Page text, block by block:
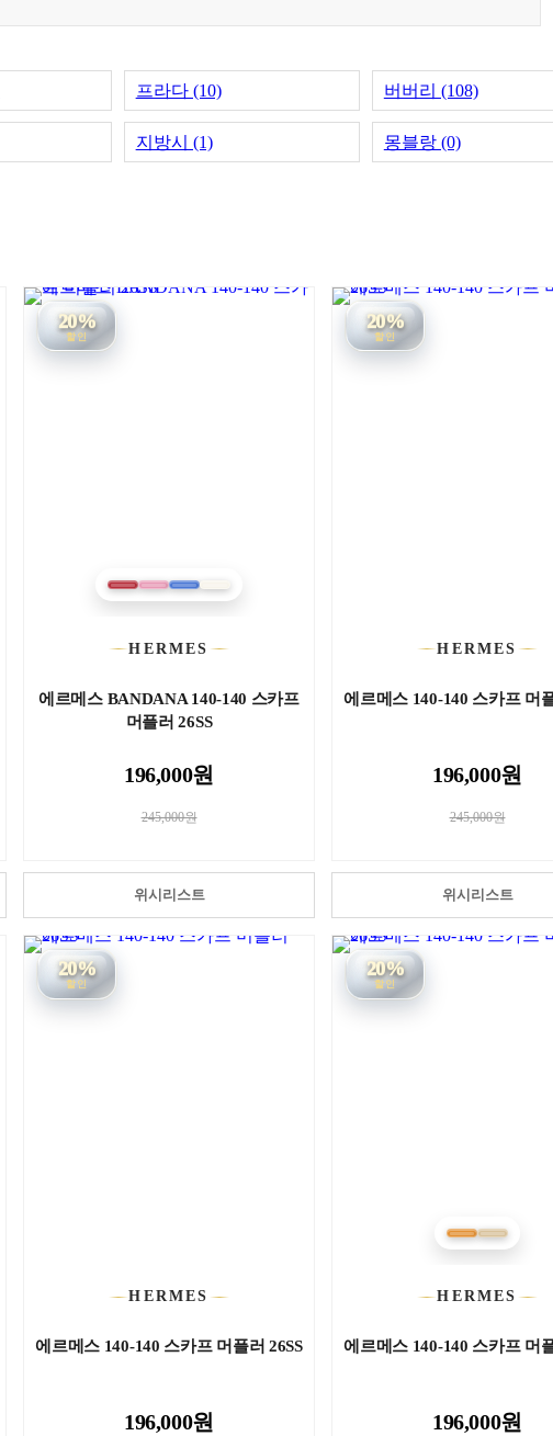
프라다 (10) 버버리 (108)
지방시 (1) 몽블랑 (0)
20%
할인
HERMES
에르메스 BANDANA 140-140 스카프
머플러 26SS
196,000원
245,000원
위시리스트
20%
할인
HERMES
에르메스 140-140 스카프 머
196,000원
245,000원
위시리스트
20%
할인
HERMES
에르메스 140-140 스카프 머플러 26SS
196,000원
20%
할인
HERMES
에르메스 140-140 스카프 머
196,000원